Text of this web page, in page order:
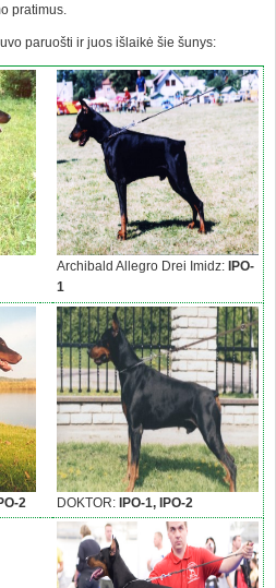
pratimus.
paruošti ir juos išlaikė šie šunys:
Archibald Allegro Drei Imidz: IPO-
1
2 DOKTOR: IPO-1, IPO-2